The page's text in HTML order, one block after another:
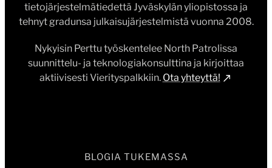
tietojärjestelmätiedettä Jyväskylän yliopistossa ja
tehnyt gradunsa julkaisujärjestelmistä vuonna 2008.
Nykyisin Perttu työskentelee North Patrolissa
suunnittelu- ja teknologiakonsulttina ja kirjoittaa
aktiivisesti Vierityspalkkiin. Ota yhteyttä!
BLOGIA TUKEMASSA